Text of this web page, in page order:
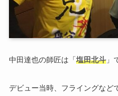
中田達也の師匠は「塩田北斗」
デビュー当時、フライングなど